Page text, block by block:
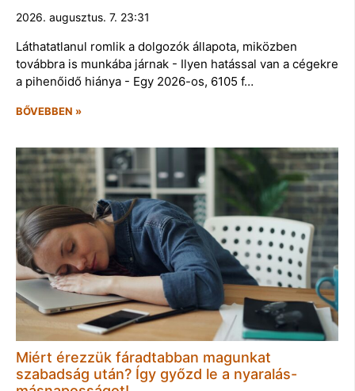
2026. augusztus. 7. 23:31
Láthatatlanul romlik a dolgozók állapota, miközben
továbbra is munkába járnak - Ilyen hatással van a cégekre
a pihenőidő hiánya - Egy 2026-os, 6105 f…
BŐVEBBEN »
Miért érezzük fáradtabban magunkat
szabadság után? Így győzd le a nyaralás-